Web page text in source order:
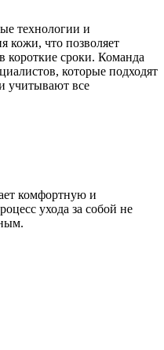
технологии и
кожи, что позволяет
короткие сроки. Команда
которые подходят
учитывают все
комфортную и
ухода за собой не